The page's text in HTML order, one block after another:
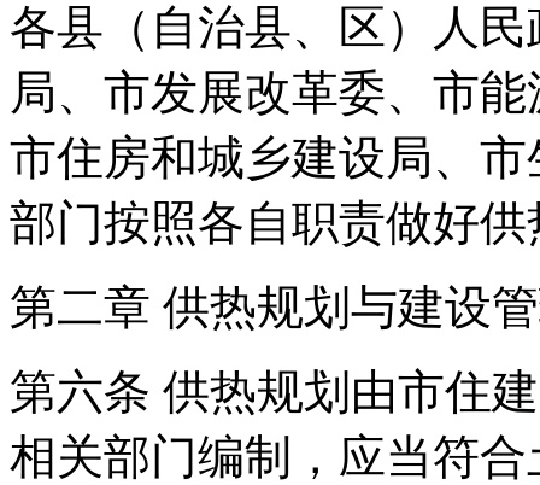
各县（自治县、区）人
局、市发展改革委、市
市住房和城乡建设局、
部门按照各自职责做好
第二章 供热规划与建设
第六条 供热规划由市住
相关部门编制，应当符